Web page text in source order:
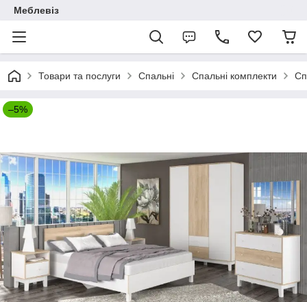
Меблевіз
Товари та послуги Спальні Спальні комплекти
–5%